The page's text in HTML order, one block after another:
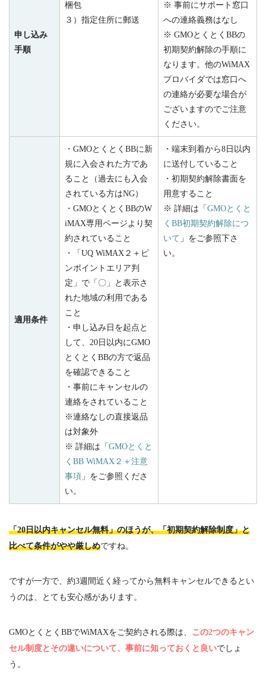
申し込み
手順
梱包
３）指定住所に郵送
※ 事前にサポート窓口
への連絡義務はなし
※ GMOとくとく BBの
初期契約解除の手順に
なります。他のWiMAX
プロバイダでは窓口へ
の連絡が必要な場合が
ございますのでご注意
ください。
適用条件
・ GMOとくとく BBに新
規に入会された方であ
ること（過去にも入会
されている方はNG）
・ GMOとくとく BBのW
iMAX専用ページより契
約されていること
・「 UQ WiMAX ２＋ピ
ンポイントエリア判
定」で「〇」と表示さ
れた地域の利用である
こと
・申し込み日を起点と
して、 20 日以内にGMO
とくとく BBの方で返品
を確認できること
・事前にキャンセルの
連絡をされていること
※連絡なしの直接返品
は対象外
※ 詳細は「 GMOとくと
く BB WiMAX ２＋注意
事項 」をご参照くださ
い。
・端末到着から8 日以内
に送付していること
・初期契約解除書面を
用意すること
※ 詳細は「 GMOとくと
く BB初期契約解除につ
いて 」をご参照下さ
い。
「20日以内キャンセル無料」のほうが、「初期契約解除制度」と
比べて条件がやや厳しめですね。
ですが一方で、約3週間近く経ってから無料キャンセルできるとい
うのは、とても安心感があります。
GMOとくとく BBでWiMAXをご契約される際は、 この2つのキャン
セル制度とその違いについて、事前に知っておくと良いでしょ
う。